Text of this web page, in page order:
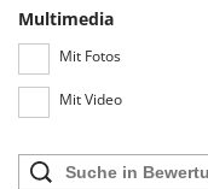
Multimedia
Mit Fotos
Mit Video